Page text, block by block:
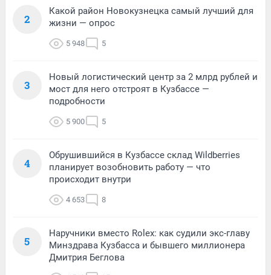
2
Какой район Новокузнецка самый лучший для
жизни — опрос
5 948 5
3
Новый логистический центр за 2 млрд рублей и
мост для него отстроят в Кузбассе —
подробности
5 900 5
4
Обрушившийся в Кузбассе склад Wildberries
планирует возобновить работу — что
происходит внутри
4 653 8
5
Наручники вместо Rolex: как судили экс-главу
Минздрава Кузбасса и бывшего миллионера
Дмитрия Беглова